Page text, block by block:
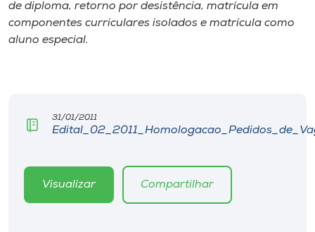
Biblioteca
Museu
Unoesc
Store
de diploma, retorno por desistência, matrícula em
componentes curriculares isolados e matrícula como
aluno especial.
31/01/2011
Visualizar Compartilhar